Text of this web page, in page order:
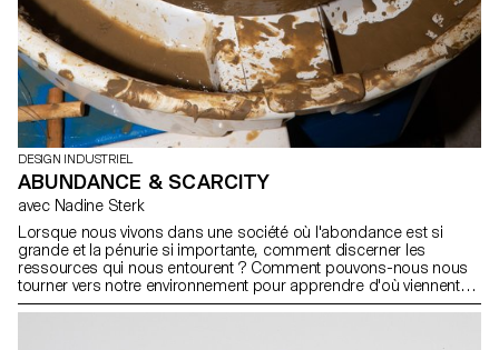
DESIGN INDUSTRIEL
ABUNDANCE & SCARCITY
avec Nadine Sterk
Lorsque nous vivons dans une société où l'abondance est si
grande et la pénurie si importante, comment discerner les
ressources qui nous entourent ? Comment pouvons-nous nous
tourner vers notre environnement pour apprendre d'où viennent
les choses, ou comment nous pouvons les appliquer dans notre